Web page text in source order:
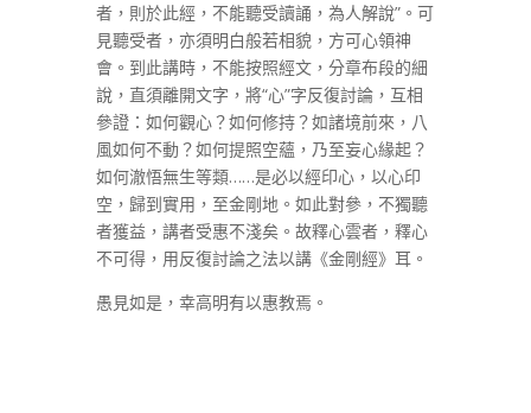
者，則於此經，不能聽受讀誦，為人解說”。可
見聽受者，亦須明白般若相貌，方可心領神
會。到此講時，不能按照經文，分章布段的細
說，直須離開文字，將“心”字反復討論，互相
參證：如何觀心？如何修持？如諸境前來，八
風如何不動？如何提照空蘊，乃至妄心緣起？
如何澈悟無生等類……是必以經印心，以心印
空，歸到實用，至金剛地。如此對參，不獨聽
者獲益，講者受惠不淺矣。故釋心雲者，釋心
不可得，用反復討論之法以講《金剛經》耳。
愚見如是，幸高明有以惠教焉。